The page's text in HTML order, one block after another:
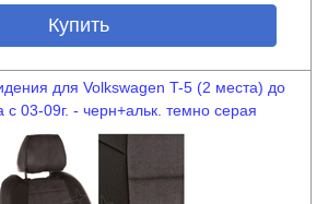
Купить
для Volkswagen T-5 (2 места) до
с 03-09г. - черн+альк. темно серая